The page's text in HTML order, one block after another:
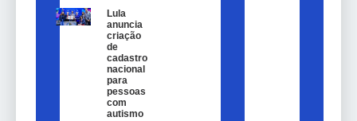
Lula
anuncia
criação
de
cadastro
nacional
para
pessoas
com
autismo